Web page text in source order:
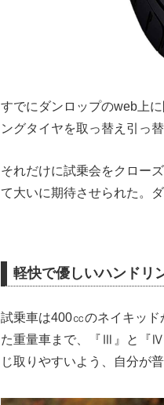
すでにダンロップのweb上
ングタイヤを取っ替え引っ
それだけに試乗会をクロー
て大いに期待させられた。
軽快で優しいハンドリ
試乗車は400㏄のネイキッ
た重量車まで、『Ⅲ』と『Ⅳ
じ取りやすいよう、自分が